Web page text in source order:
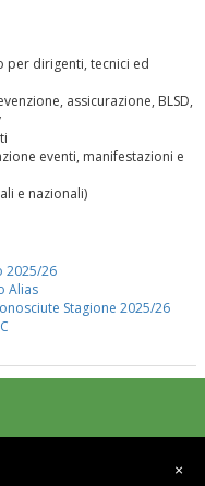
anche in estate
prima riunione a
per dirigenti, tecnici ed
assicurazione, BLSD,
eventi, manifestazioni e
e nazionali)
2025/26
Alias
Stagione 2025/26
×